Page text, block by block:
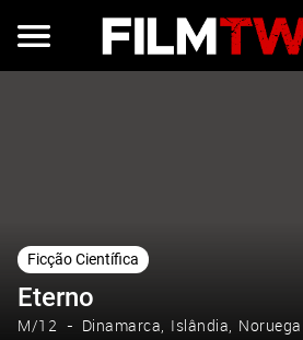
Ficção Científica
Eterno
M/12 Dinamarca Islândia Noruega